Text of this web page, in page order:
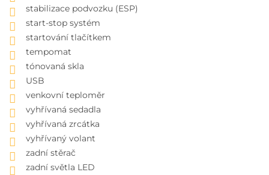
stabilizace podvozku (ESP)
start-stop systém
startování tlačítkem
tempomat
tónovaná skla
USB
venkovní teploměr
vyhřívaná sedadla
vyhřívaná zrcátka
vyhřívaný volant
zadní stěrač
zadní světla LED